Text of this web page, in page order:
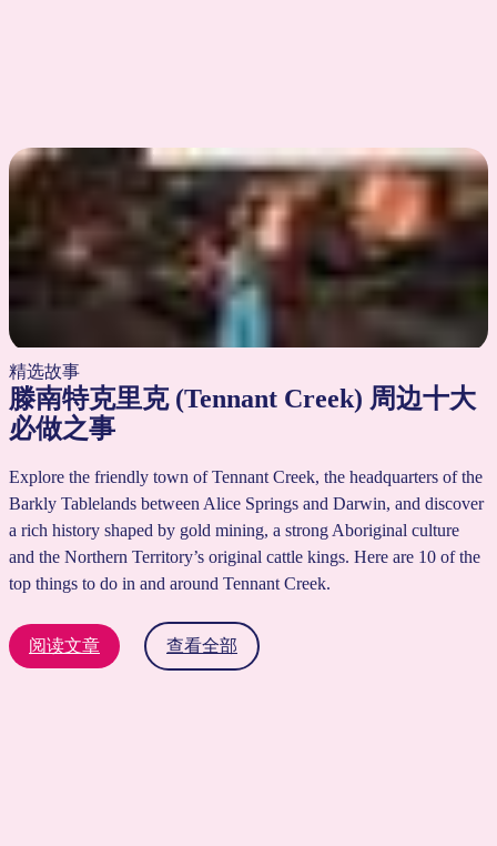
精选故事
滕南特克里克 (Tennant Creek) 周边十大
必做之事
Explore the friendly town of Tennant Creek, the headquarters of the
Barkly Tablelands between Alice Springs and Darwin, and discover
a rich history shaped by gold mining, a strong Aboriginal culture
and the Northern Territory’s original cattle kings. Here are 10 of the
top things to do in and around Tennant Creek.
阅读文章 查看全部